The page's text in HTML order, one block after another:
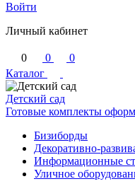
Войти
Личный кабинет
0 0
0
Каталог
Детский сад
Готовые комплекты
Бизиборды
Декоративно-
Информационные
Уличное